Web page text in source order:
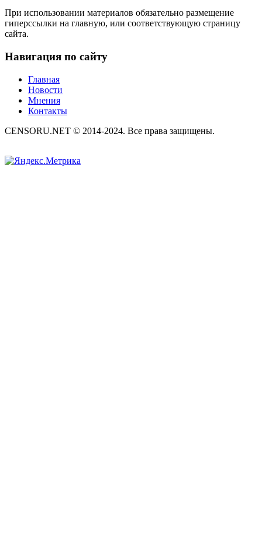
При использовании материалов обязательно размещение
гиперссылки на главную, или соответствующую страницу
сайта.
Навигация по сайту
Главная
Новости
Мнения
Контакты
CENSORU.NET © 2014-2024. Все права защищены.